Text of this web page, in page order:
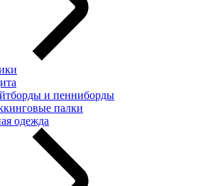
и пенниборды
палки
одежда